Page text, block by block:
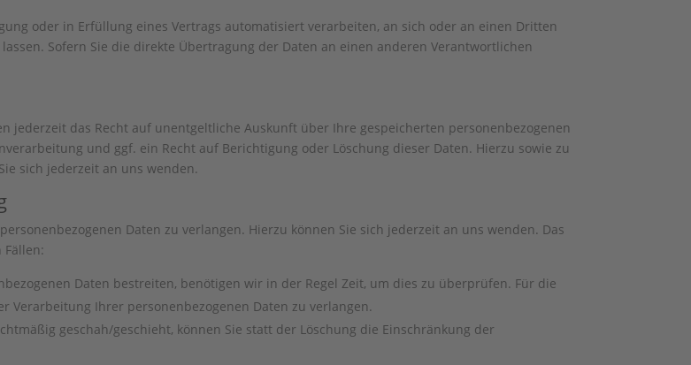
oder in Erfüllung eines Vertrags automatisiert verarbeiten, an sich oder an einen Dritten
Sofern Sie die direkte Übertragung der Daten an einen anderen Verantwortlichen
jederzeit das Recht auf unentgeltliche Auskunft über Ihre gespeicherten personenbezogenen
und ggf. ein Recht auf Berichtigung oder Löschung dieser Daten. Hierzu sowie zu
sich jederzeit an uns wenden.
Daten zu verlangen. Hierzu können Sie sich jederzeit an uns wenden. Das
Daten bestreiten, benötigen wir in der Regel Zeit, um dies zu überprüfen. Für die
Verarbeitung Ihrer personenbezogenen Daten zu verlangen.
geschah/geschieht, können Sie statt der Löschung die Einschränkung der